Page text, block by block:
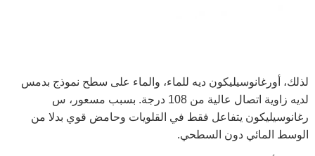
لذلك، أورغانوسيليكون ديه للماء، والماء على سطح نموذج بدمس
لديه زاوية اتصال عالية من 108 درجة. بسبب
مسعور، س
رغانوسيليكون يتفاعل فقط في القلويات وحامض قوي بدلا من
الوسط المائي دون السطحي.